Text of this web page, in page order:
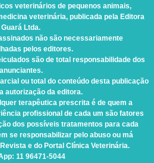
veterinários de pequenos animais,
veterinária, publicada pela Editora
Guará Ltda.
não são necessariamente
pelos editores.
são de total responsabilidade dos
anunciantes.
ou total do conteúdo desta publicação
autorização da editora.
terapêutica prescrita é de quem a
profissional de cada um são fatores
dos possíveis tratamentos para cada
se responsabilizar pelo abuso ou má
e do Portal Clínica Veterinária.
: 11 96471-5044